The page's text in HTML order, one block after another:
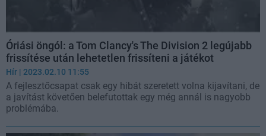
Óriási öngól: a Tom Clancy's The Division 2 legújabb
frissítése után lehetetlen frissíteni a játékot
Hír | 2023.02.10 11:55
A fejlesztőcsapat csak egy hibát szeretett volna kijavítani, de
a javítást követően belefutottak egy még annál is nagyobb
problémába.